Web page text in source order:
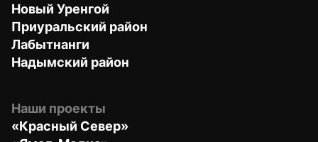
Новый Уренгой
Приуральский район
Лабытнанги
Надымский район
Наши проекты
«Красный Север»